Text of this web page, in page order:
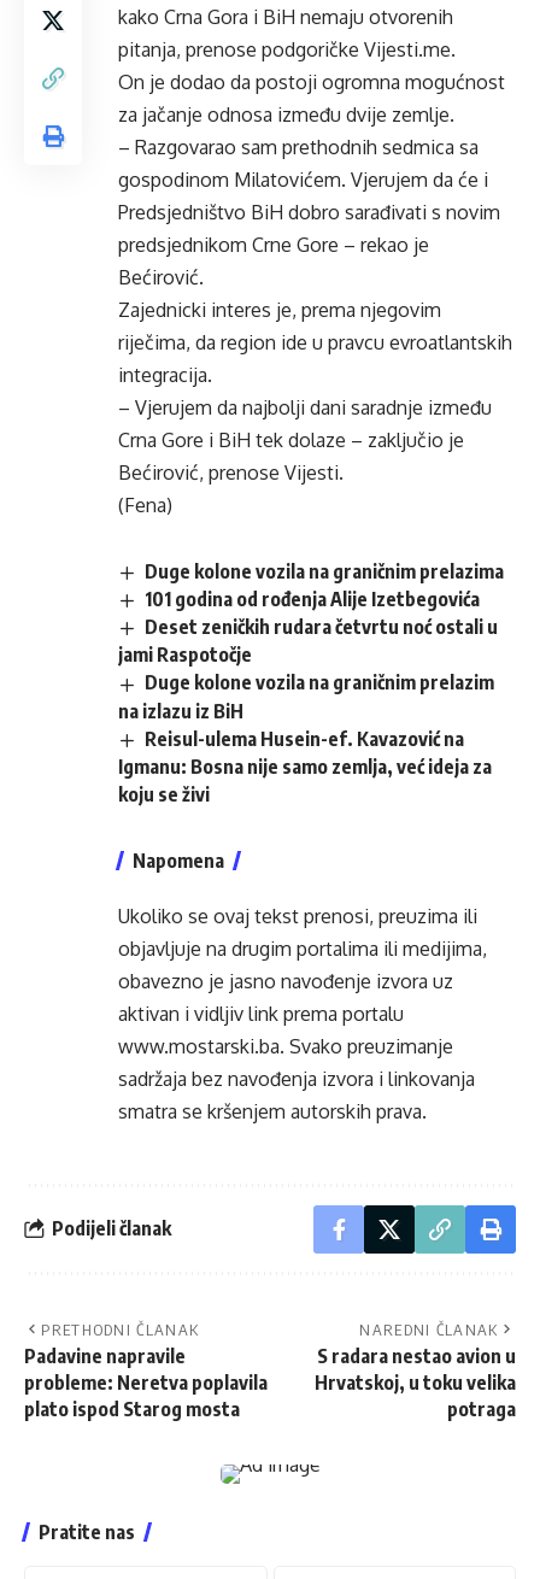
kako Crna Gora i BiH nemaju otvorenih
pitanja, prenose podgoričke Vijesti.me.
On je dodao da postoji ogromna mogućnost
za jačanje odnosa između dvije zemlje.
– Razgovarao sam prethodnih sedmica sa
gospodinom Milatovićem. Vjerujem da će i
Predsjedništvo BiH dobro sarađivati s novim
predsjednikom Crne Gore – rekao je
Bećirović.
Zajednicki interes je, prema njegovim
riječima, da region ide u pravcu evroatlantskih
integracija.
– Vjerujem da najbolji dani saradnje između
Crna Gore i BiH tek dolaze – zaključio je
Bećirović, prenose Vijesti.
(Fena)
Duge kolone vozila na graničnim prelazima
101 godina od rođenja Alije Izetbegovića
Deset zeničkih rudara četvrtu noć ostali u
jami Raspotočje
Duge kolone vozila na graničnim prelazim
na izlazu iz BiH
Reisul-ulema Husein-ef. Kavazović na
Igmanu: Bosna nije samo zemlja, već ideja za
koju se živi
Napomena
Ukoliko se ovaj tekst prenosi, preuzima ili
objavljuje na drugim portalima ili medijima,
obavezno je jasno navođenje izvora uz
aktivan i vidljiv link prema portalu
www.mostarski.ba. Svako preuzimanje
sadržaja bez navođenja izvora i linkovanja
smatra se kršenjem autorskih prava.
Podijeli članak
PRETHODNI ČLANAK
Padavine napravile
probleme: Neretva poplavila
plato ispod Starog mosta
NAREDNI ČLANAK
S radara nestao avion u
Hrvatskoj, u toku velika
potraga
Pratite nas